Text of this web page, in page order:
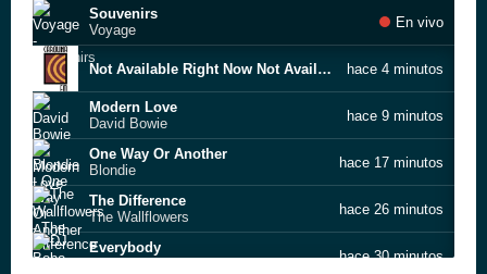
Souvenirs
Voyage
En vivo
Not Available Right Now Not Available Right Now hace 4 minutos
Modern Love
David Bowie
hace 9 minutos
One Way Or Another
Blondie
hace 17 minutos
The Difference
The Wallflowers
hace 26 minutos
Everybody
hace 30 minutos